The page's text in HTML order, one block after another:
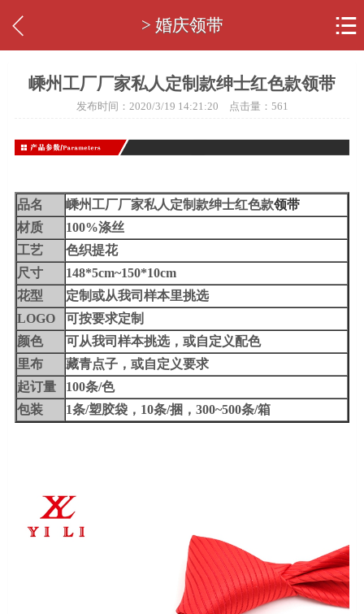
 > 婚庆领带 
嵊州工厂厂家私人定制款绅士红色款领带
发布时间：2020/3/19 14:21:20 点击量： 561
品名 嵊州工厂厂家私人定制款绅士红色款领带
材质
100%涤丝
工艺
色织提花
尺寸
148*5cm~150*10cm
花型
定制或从我司样本里挑选
LOGO
可按要求定制
颜色
可从我司样本挑选，或自定义配色
里布
藏青点子，或自定义要求
起订量
100条/色
包装
1条/塑胶袋，10条/捆，300~500条/箱